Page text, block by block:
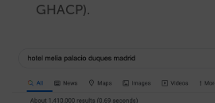
GHACP).